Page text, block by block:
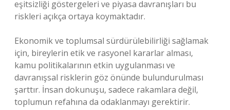
eşitsizliği göstergeleri ve piyasa davranışları bu
riskleri açıkça ortaya koymaktadır.
Ekonomik ve toplumsal sürdürülebilirliği sağlamak
için, bireylerin etik ve rasyonel kararlar alması,
kamu politikalarının etkin uygulanması ve
davranışsal risklerin göz önünde bulundurulması
şarttır. İnsan dokunuşu, sadece rakamlara değil,
toplumun refahına da odaklanmayı gerektirir.